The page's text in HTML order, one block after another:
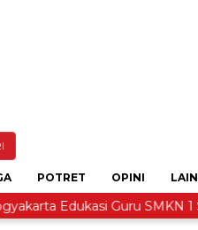
POTRET OPINI
Edukasi Guru SMKN 1